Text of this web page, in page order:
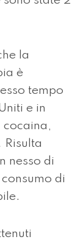
la
è
tempo
e in
cocaina,
Risulta
nesso di
di